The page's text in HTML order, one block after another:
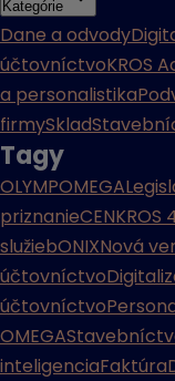
Kategórie
Dane a odvody
účtovníctvoKROS
a personalistika
firmySklad
Tagy
OLYMPOMEGA
priznanieCENKROS
služiebONIXNová
účtovníctvo
účtovníctvo
OMEGA
inteligenciaFaktúra